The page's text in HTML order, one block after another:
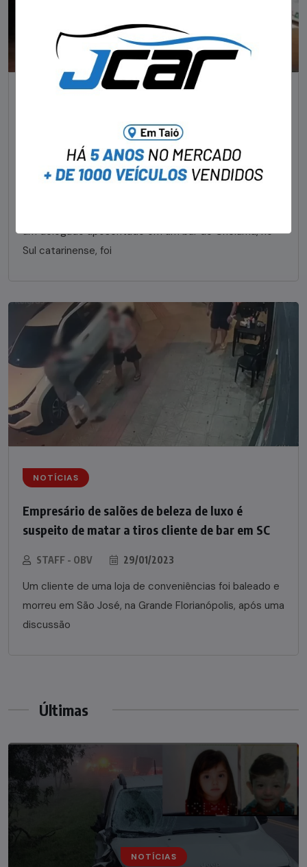
Foragido pela morte de delegado aposentado
em bar morre em confronto com a polícia em SC
um delegado aposentado em um bar de Criciúma, no
Sul catarinense, foi
NOTÍCIAS
Empresário de salões de beleza de luxo é
suspeito de matar a tiros cliente de bar em SC
STAFF - OBV 29/01/2023
Um cliente de uma loja de conveniências foi baleado e
morreu em São José, na Grande Florianópolis, após uma
discussão
Últimas
NOTÍCIAS